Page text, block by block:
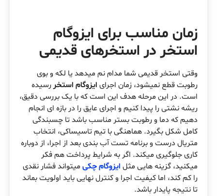
زمان مناسب برای ایزوگام
استخر در استخرهای قدیمی
وقتی استخر قدیمی شما مدام نم میدهد یا لکه و بوی
رطوبت قطع نمیشود، زمان اجرای ایزوگام استخر رسیده
است. در این مرحله هدف این است که با یک بررسی دقیق،
ریشه نشتی را پیدا کنیم و اجرای عایق را در بازه ای انجام
دهیم که دما و رطوبت بستر مناسب باشد تا چسبندگی
کامل شکل بگیرد. هماهنگی با تیم تاسیساکی، انتخاب
متریال درست و برنامه تست آب بندی بعد از اجرا، از دوباره
کاری جلوگیری میکند. اگر به شرایط پرداخت هم فکر
میکنید، گزینه هایی مثل ایزوگام چکی میتواند فشار نقدی
را کم کند، اما کیفیت اجرا و کنترل نهایی باید اولویت بماند
تا نتیجه پایدار باشد.